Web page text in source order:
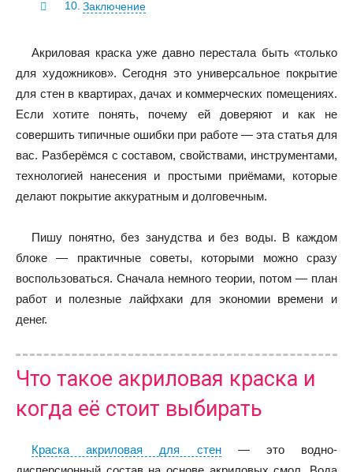
Заключение
Акриловая краска уже давно перестала быть «только
для художников». Сегодня это универсальное покрытие
для стен в квартирах, дачах и коммерческих помещениях.
Если хотите понять, почему ей доверяют и как не
совершить типичные ошибки при работе — эта статья для
вас. Разберёмся с составом, свойствами, инструментами,
технологией нанесения и простыми приёмами, которые
делают покрытие аккуратным и долговечным.
Пишу понятно, без занудства и без воды. В каждом
блоке — практичные советы, которыми можно сразу
воспользоваться. Сначала немного теории, потом — план
работ и полезные лайфхаки для экономии времени и
денег.
Что такое акриловая краска и
когда её стоит выбирать
Краска акриловая для стен— это водно-